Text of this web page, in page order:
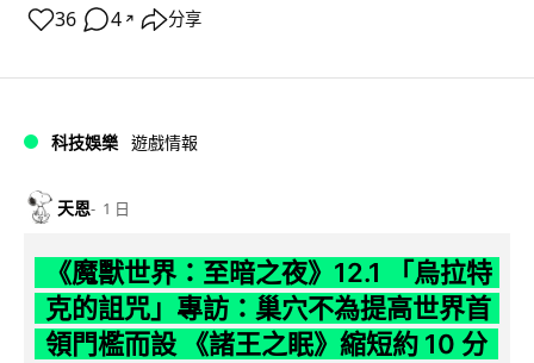
36 4 ↗ 分享
科技娛樂 遊戲情報
天恩 1 日
《魔獸世界：至暗之夜》12.1 「烏拉特
克的詛咒」專訪：巢穴不為提高世界首
領門檻而設 《諸王之眠》縮短約 10 分